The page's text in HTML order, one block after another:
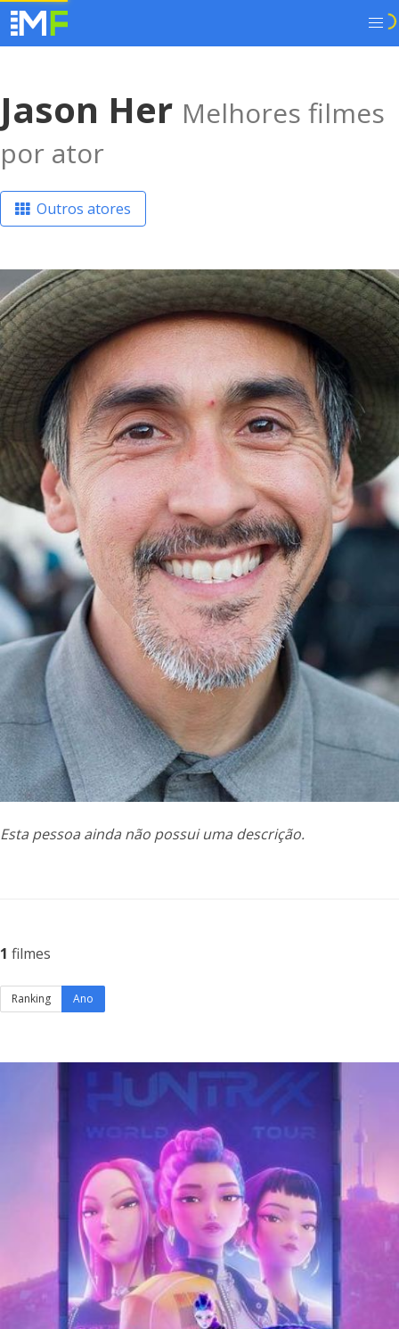
Jason Her Melhores filmes
por ator
Outros atores
Esta pessoa ainda não possui uma descrição.
1 filmes
Ranking Ano